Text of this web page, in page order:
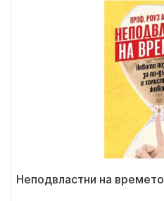
Неподвластни на времето